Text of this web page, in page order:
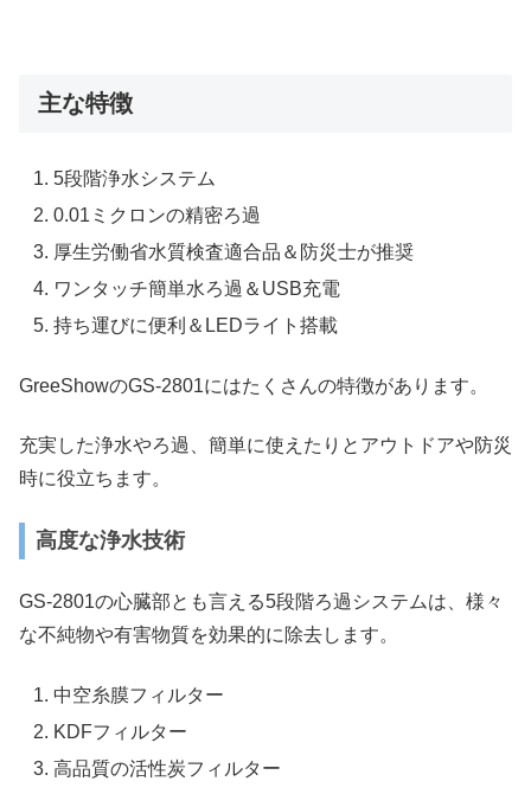
主な特徴
5段階浄水システム
0.01ミクロンの精密ろ過
厚生労働省水質検査適合品＆防災士が推奨
ワンタッチ簡単水ろ過＆USB充電
持ち運びに便利＆LEDライト搭載
GreeShowのGS-2801にはたくさんの特徴があります。
充実した浄水やろ過、簡単に使えたりとアウトドアや防災
時に役立ちます。
高度な浄水技術
GS-2801の心臓部とも言える5段階ろ過システムは、様々
な不純物や有害物質を効果的に除去します。
中空糸膜フィルター
KDFフィルター
高品質の活性炭フィルター